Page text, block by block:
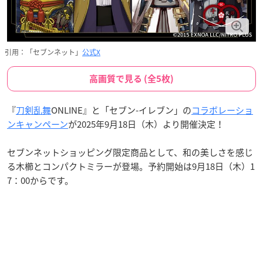
引用：「セブンネット」 公式X
高画質で見る (全5枚)
『刀剣乱舞ONLINE』と「セブン-イレブン」のコラボレーショ
ンキャンペーンが2025年9月18日（木）より開催決定！
セブンネットショッピング限定商品として、和の美しさを感じ
る木櫛とコンパクトミラーが登場。予約開始は9月18日（木）1
7：00からです。